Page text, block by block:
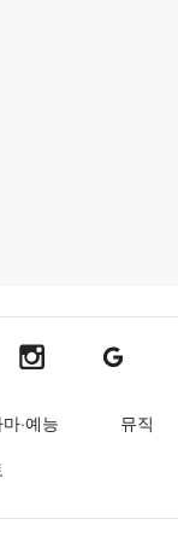
엑스
텐아시아 인스타그램
텐아시아
·예능
뮤직